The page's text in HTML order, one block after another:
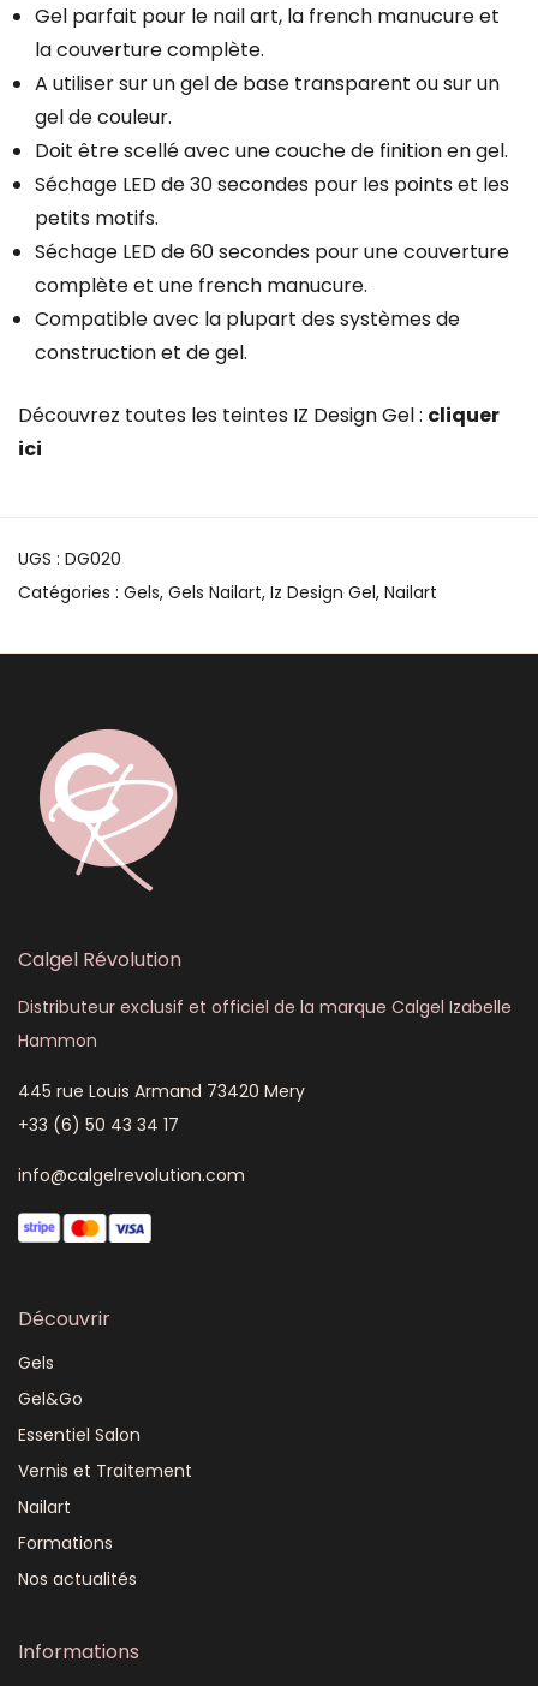
Gel parfait pour le nail art, la french manucure et
la couverture complète.
A utiliser sur un gel de base transparent ou sur un
gel de couleur.
Doit être scellé avec une couche de finition en gel.
Séchage LED de 30 secondes pour les points et les
petits motifs.
Séchage LED de 60 secondes pour une couverture
complète et une french manucure.
Compatible avec la plupart des systèmes de
construction et de gel.
Découvrez toutes les teintes IZ Design Gel : cliquer
ici
UGS : DG020
Catégories : Gels, Gels Nailart, Iz Design Gel, Nailart
Calgel Révolution
Distributeur exclusif et officiel de la marque Calgel Izabelle
Hammon
445 rue Louis Armand 73420 Mery
+33 (6) 50 43 34 17
info@calgelrevolution.com
Découvrir
Gels
Gel&Go
Essentiel Salon
Vernis et Traitement
Nailart
Formations
Nos actualités
Informations